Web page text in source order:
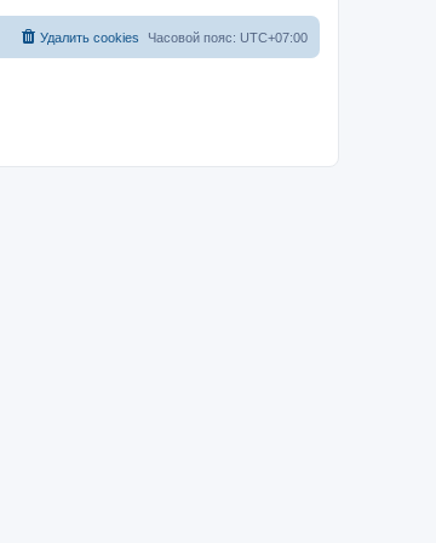
Часовой пояс: UTC+07:00
Удалить cookies